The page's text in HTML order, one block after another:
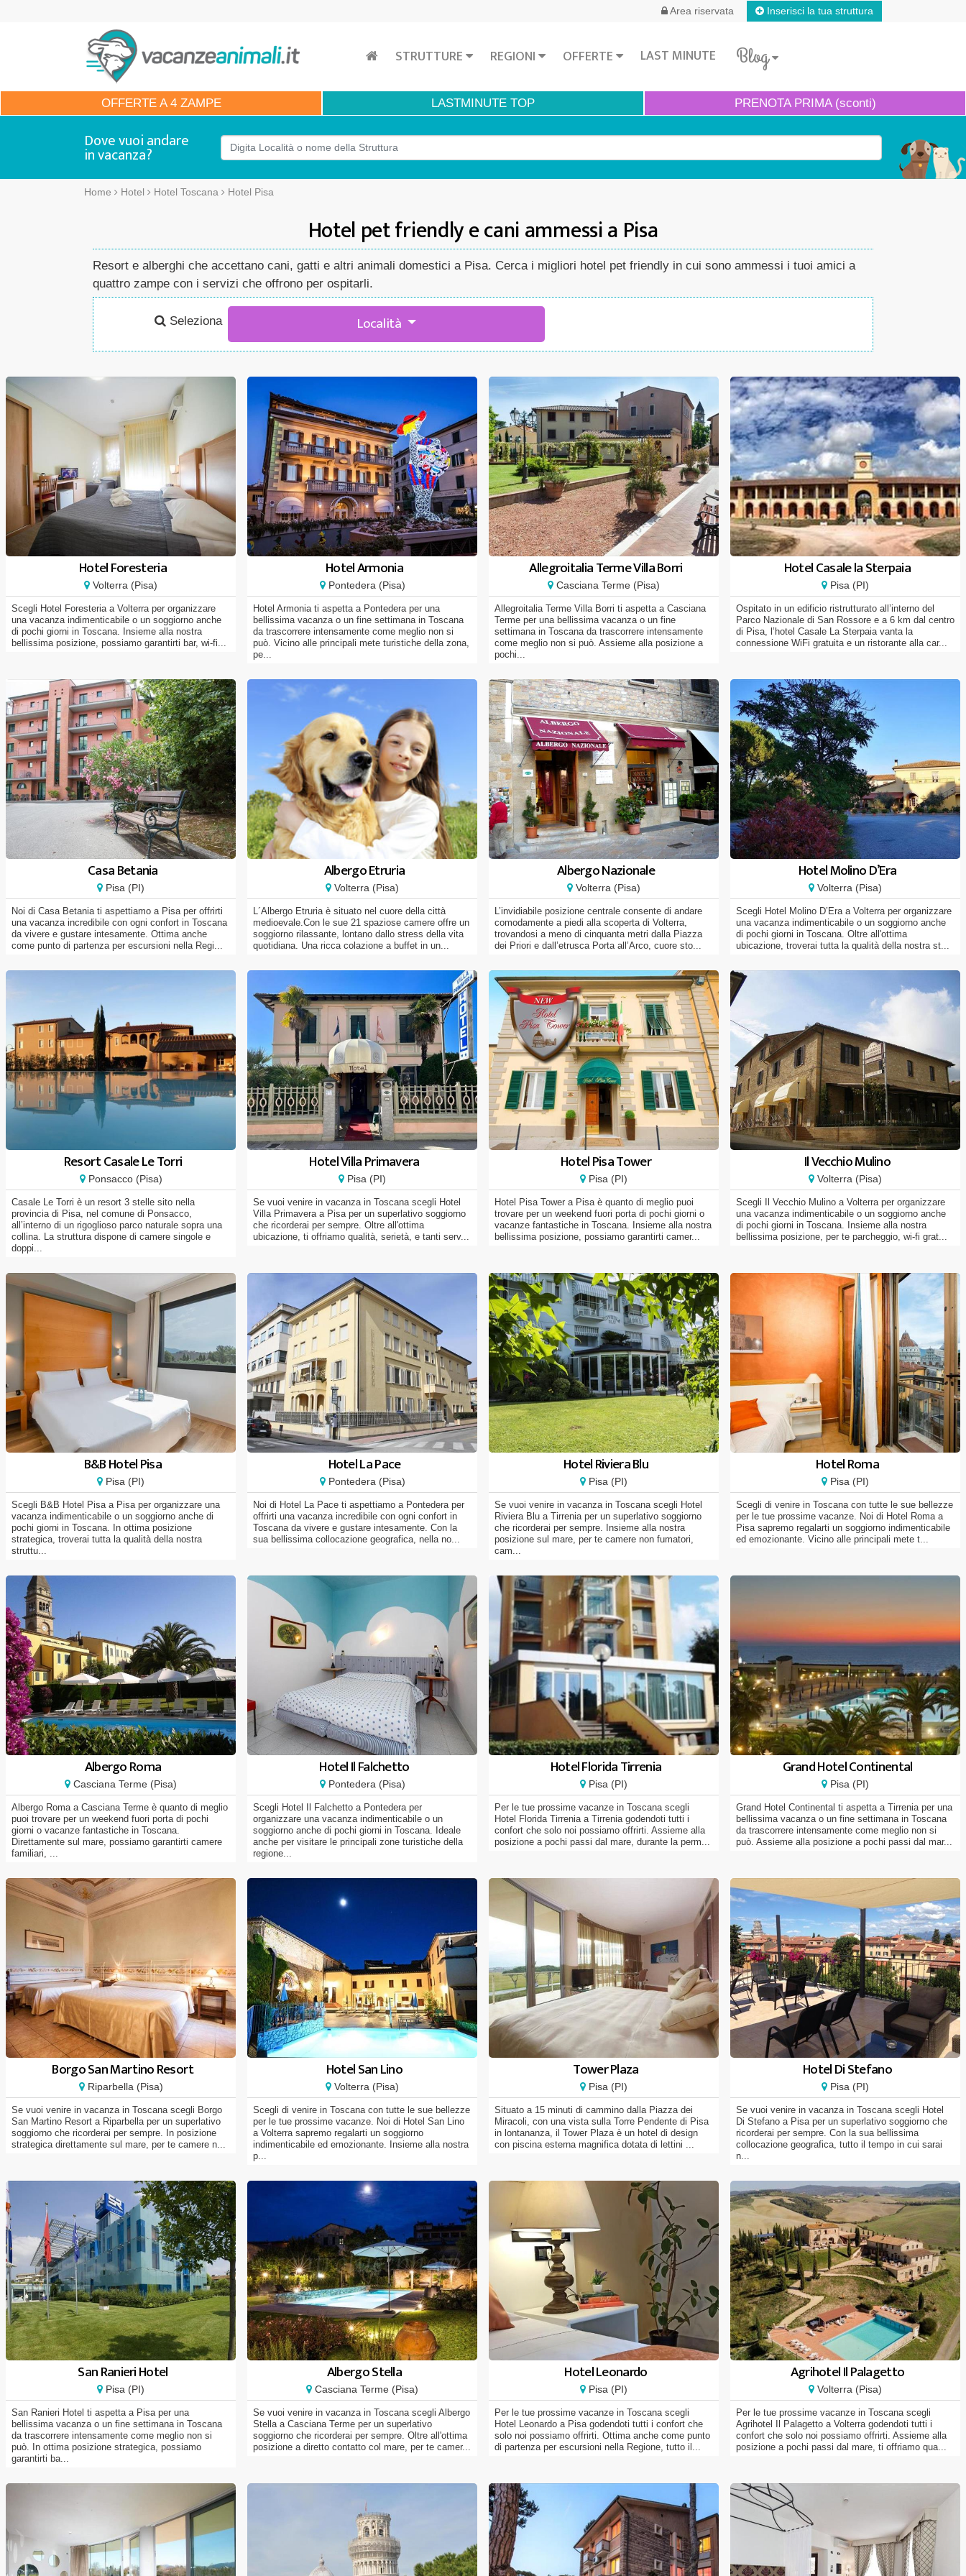
Area riservata Inserisci la tua struttura
STRUTTURE REGIONI OFFERTE LAST MINUTE Blog
OFFERTEA 4 ZAMPE LASTMINUTE TOP PRENOTAPRIMA (sconti)
Dove vuoi andare
in vacanza?
Home Hotel Hotel Toscana Hotel Pisa
Hotel pet friendly e cani ammessi a Pisa
Resort e alberghi che accettano cani, gatti e altri animali domestici a Pisa. Cerca i migliori hotel pet friendly in cui sono ammessi i tuoi amici a
quattro zampe con i servizi che offrono per ospitarli.
Seleziona Località
Hotel Foresteria
Volterra (Pisa)
Scegli Hotel Foresteria a Volterra per organizzare
una vacanza indimenticabile o un soggiorno anche
di pochi giorni in Toscana. Insieme alla nostra
bellissima posizione, possiamo garantirti bar, wi-fi...
Hotel Armonia
Pontedera (Pisa)
Hotel Armonia ti aspetta a Pontedera per una
bellissima vacanza o un fine settimana in Toscana
da trascorrere intensamente come meglio non si
può. Vicino alle principali mete turistiche della zona,
pe...
Allegroitalia Terme Villa Borri
Casciana Terme (Pisa)
Allegroitalia Terme Villa Borri ti aspetta a Casciana
Terme per una bellissima vacanza o un fine
settimana in Toscana da trascorrere intensamente
come meglio non si può. Assieme alla posizione a
pochi...
Hotel Casale la Sterpaia
Pisa (PI)
Ospitato in un edificio ristrutturato all’interno del
Parco Nazionale di San Rossore e a 6 km dal centro
di Pisa, l’hotel Casale La Sterpaia vanta la
connessione WiFi gratuita e un ristorante alla car...
Casa Betania
Pisa (PI)
Noi di Casa Betania ti aspettiamo a Pisa per offrirti
una vacanza incredibile con ogni confort in Toscana
da vivere e gustare intesamente. Ottima anche
come punto di partenza per escursioni nella Regi...
Albergo Etruria
Volterra (Pisa)
L´Albergo Etruria è situato nel cuore della città
medioevale.Con le sue 21 spaziose camere offre un
soggiorno rilassante, lontano dallo stress della vita
quotidiana. Una ricca colazione a buffet in un...
Albergo Nazionale
Volterra (Pisa)
L’invidiabile posizione centrale consente di andare
comodamente a piedi alla scoperta di Volterra,
trovandosi a meno di cinquanta metri dalla Piazza
dei Priori e dall’etrusca Porta all’Arco, cuore sto...
Hotel Molino D’Era
Volterra (Pisa)
Scegli Hotel Molino D’Era a Volterra per organizzare
una vacanza indimenticabile o un soggiorno anche
di pochi giorni in Toscana. Oltre all'ottima
ubicazione, troverai tutta la qualità della nostra st...
Resort Casale Le Torri
Ponsacco (Pisa)
Casale Le Torri è un resort 3 stelle sito nella
provincia di Pisa, nel comune di Ponsacco,
all’interno di un rigoglioso parco naturale sopra una
collina. La struttura dispone di camere singole e
doppi...
Hotel Villa Primavera
Pisa (PI)
Se vuoi venire in vacanza in Toscana scegli Hotel
Villa Primavera a Pisa per un superlativo soggiorno
che ricorderai per sempre. Oltre all'ottima
ubicazione, ti offriamo qualità, serietà, e tanti serv...
Hotel Pisa Tower
Pisa (PI)
Hotel Pisa Tower a Pisa è quanto di meglio puoi
trovare per un weekend fuori porta di pochi giorni o
vacanze fantastiche in Toscana. Insieme alla nostra
bellissima posizione, possiamo garantirti camer...
Il Vecchio Mulino
Volterra (Pisa)
Scegli Il Vecchio Mulino a Volterra per organizzare
una vacanza indimenticabile o un soggiorno anche
di pochi giorni in Toscana. Insieme alla nostra
bellissima posizione, per te parcheggio, wi-fi grat...
B&B Hotel Pisa
Pisa (PI)
Scegli B&B Hotel Pisa a Pisa per organizzare una
vacanza indimenticabile o un soggiorno anche di
pochi giorni in Toscana. In ottima posizione
strategica, troverai tutta la qualità della nostra
struttu...
Hotel La Pace
Pontedera (Pisa)
Noi di Hotel La Pace ti aspettiamo a Pontedera per
offrirti una vacanza incredibile con ogni confort in
Toscana da vivere e gustare intesamente. Con la
sua bellissima collocazione geografica, nella no...
Hotel Riviera Blu
Pisa (PI)
Se vuoi venire in vacanza in Toscana scegli Hotel
Riviera Blu a Tirrenia per un superlativo soggiorno
che ricorderai per sempre. Insieme alla nostra
posizione sul mare, per te camere non fumatori,
cam...
Hotel Roma
Pisa (PI)
Scegli di venire in Toscana con tutte le sue bellezze
per le tue prossime vacanze. Noi di Hotel Roma a
Pisa sapremo regalarti un soggiorno indimenticabile
ed emozionante. Vicino alle principali mete t...
Albergo Roma
Casciana Terme (Pisa)
Albergo Roma a Casciana Terme è quanto di meglio
puoi trovare per un weekend fuori porta di pochi
giorni o vacanze fantastiche in Toscana.
Direttamente sul mare, possiamo garantirti camere
familiari, ...
Hotel Il Falchetto
Pontedera (Pisa)
Scegli Hotel Il Falchetto a Pontedera per
organizzare una vacanza indimenticabile o un
soggiorno anche di pochi giorni in Toscana. Ideale
anche per visitare le principali zone turistiche della
regione...
Hotel Florida Tirrenia
Pisa (PI)
Per le tue prossime vacanze in Toscana scegli
Hotel Florida Tirrenia a Tirrenia godendoti tutti i
confort che solo noi possiamo offrirti. Assieme alla
posizione a pochi passi dal mare, durante la perm...
Grand Hotel Continental
Pisa (PI)
Grand Hotel Continental ti aspetta a Tirrenia per una
bellissima vacanza o un fine settimana in Toscana
da trascorrere intensamente come meglio non si
può. Assieme alla posizione a pochi passi dal mar...
Borgo San Martino Resort
Riparbella (Pisa)
Se vuoi venire in vacanza in Toscana scegli Borgo
San Martino Resort a Riparbella per un superlativo
soggiorno che ricorderai per sempre. In posizione
strategica direttamente sul mare, per te camere n...
Hotel San Lino
Volterra (Pisa)
Scegli di venire in Toscana con tutte le sue bellezze
per le tue prossime vacanze. Noi di Hotel San Lino
a Volterra sapremo regalarti un soggiorno
indimenticabile ed emozionante. Insieme alla nostra
p...
Tower Plaza
Pisa (PI)
Situato a 15 minuti di cammino dalla Piazza dei
Miracoli, con una vista sulla Torre Pendente di Pisa
in lontananza, il Tower Plaza è un hotel di design
con piscina esterna magnifica dotata di lettini ...
Hotel Di Stefano
Pisa (PI)
Se vuoi venire in vacanza in Toscana scegli Hotel
Di Stefano a Pisa per un superlativo soggiorno che
ricorderai per sempre. Con la sua bellissima
collocazione geografica, tutto il tempo in cui sarai
n...
San Ranieri Hotel
Pisa (PI)
San Ranieri Hotel ti aspetta a Pisa per una
bellissima vacanza o un fine settimana in Toscana
da trascorrere intensamente come meglio non si
può. In ottima posizione strategica, possiamo
garantirti ba...
Albergo Stella
Casciana Terme (Pisa)
Se vuoi venire in vacanza in Toscana scegli Albergo
Stella a Casciana Terme per un superlativo
soggiorno che ricorderai per sempre. Oltre all'ottima
posizione a diretto contatto col mare, per te camer...
Hotel Leonardo
Pisa (PI)
Per le tue prossime vacanze in Toscana scegli
Hotel Leonardo a Pisa godendoti tutti i confort che
solo noi possiamo offrirti. Ottima anche come punto
di partenza per escursioni nella Regione, tutto il...
Agrihotel Il Palagetto
Volterra (Pisa)
Per le tue prossime vacanze in Toscana scegli
Agrihotel Il Palagetto a Volterra godendoti tutti i
confort che solo noi possiamo offrirti. Assieme alla
posizione a pochi passi dal mare, ti offriamo qua...